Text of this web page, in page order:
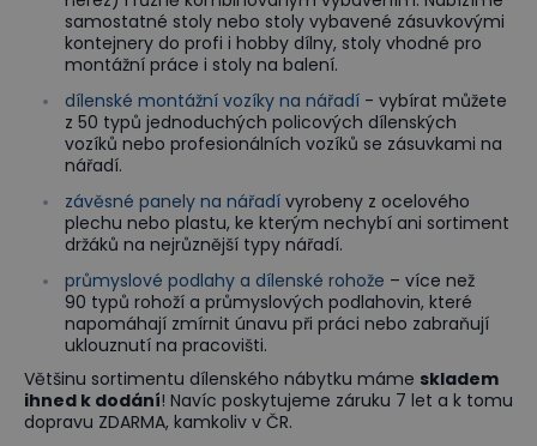
samostatné stoly nebo stoly vybavené zásuvkovými
kontejnery do profi i hobby dílny, stoly vhodné pro
montážní práce i stoly na balení.
dílenské montážní vozíky na nářadí - vybírat můžete
z 50 typů jednoduchých policových dílenských
vozíků nebo profesionálních vozíků se zásuvkami na
nářadí.
závěsné panely na nářadí vyrobeny z ocelového
plechu nebo plastu, ke kterým nechybí ani sortiment
držáků na nejrůznější typy nářadí.
průmyslové podlahy a dílenské rohože – více než
90 typů rohoží a průmyslových podlahovin, které
napomáhají zmírnit únavu při práci nebo zabraňují
uklouznutí na pracovišti.
Většinu sortimentu dílenského nábytku máme skladem
ihned k dodání! Navíc poskytujeme záruku 7 let a k tomu
dopravu ZDARMA, kamkoliv v ČR.